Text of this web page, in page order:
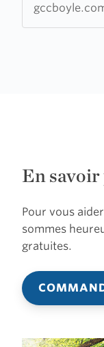
En savoir
Pour vous
sommes
gratuites.